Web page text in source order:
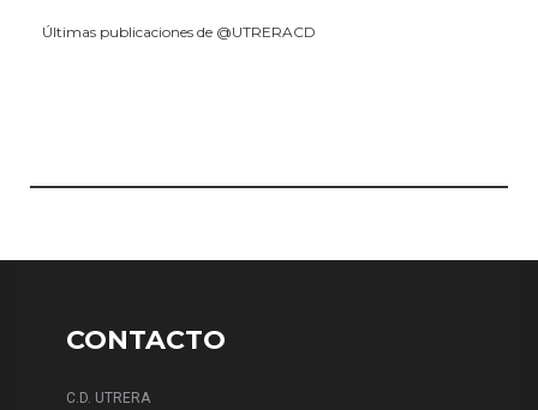
Últimas publicaciones de @UTRERACD
CONTACTO
C.D. UTRERA